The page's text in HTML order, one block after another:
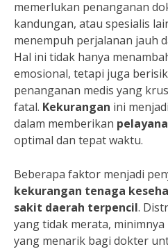
memerlukan penanganan
kandungan, atau spesialis
menempuh perjalanan jauh
Hal ini tidak hanya
emosional, tetapi juga
penanganan medis yang
fatal. Kekurangan ini
dalam memberikan
optimal dan tepat waktu.
Beberapa faktor menjadi
kekurangan tenaga
sakit daerah terpencil.
yang tidak merata,
yang menarik bagi dokter